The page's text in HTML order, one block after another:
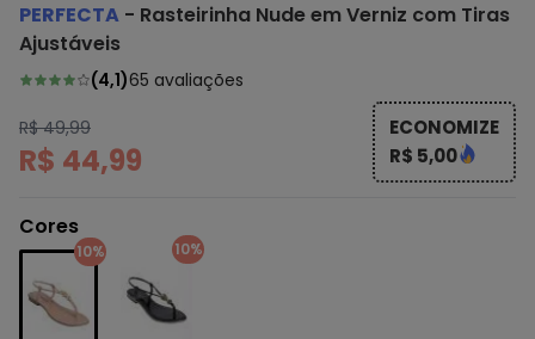
PERFECTA - Rasteirinha Nude em Verniz com Tiras
Ajustáveis
(4,1)65 avaliações
R$ 49,99
R$ 44,99
ECONOMIZE
R$ 5,00
Cores
10% 10%